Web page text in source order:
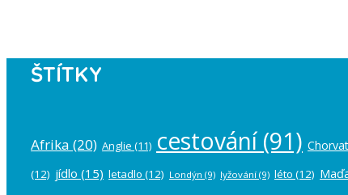
ŠTÍTKY
Afrika (20) Anglie (11) cestování(91)
(12) jídlo (15) letadlo (12) Londýn (9) lyžování (9) léto (12)